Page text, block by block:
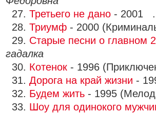
27. Третьего не дано - 2001
28. Триумф - 2000
29. Старые песни о главном 2
гадалка
30. Котенок - 1996
31. Дорога на край жизни -
32. Будем жить - 1995
33. Шоу для одинокого